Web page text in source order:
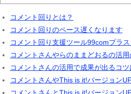
コメント回りとは？
コメント回りのペース遅くなります
コメント回り支援ツール99comプラ
コメントさんやらのままどおるの活
コメントさんの活用で成果が出るコツ
コメントさんやThis is it!バージョン